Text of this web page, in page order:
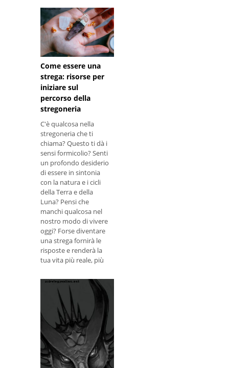
vasetti di Witch: ci
sono così tanti diversi
tipi di cose che le
streghe sembrano
fare, no? B
Come essere una
strega: risorse per
iniziare sul
percorso della
stregoneria
C'è qualcosa nella
stregoneria che ti
chiama? Questo ti dà i
sensi formicolio? Senti
un profondo desiderio
di essere in sintonia
con la natura e i cicli
della Terra e della
Luna? Pensi che
manchi qualcosa nel
nostro modo di vivere
oggi? Forse diventare
una strega fornirà le
risposte e renderà la
tua vita più reale, più
ovviamente, più
magica. Qui t
Lavorare con i
draghi nella tua
pratica magica